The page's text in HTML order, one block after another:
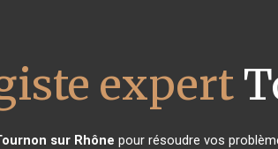
expert
sur Rhône pour résoudre vos